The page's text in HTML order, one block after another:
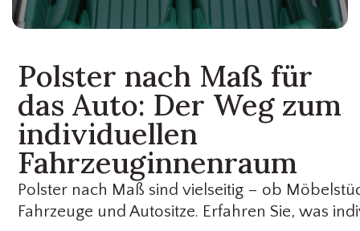
Polster nach Maß für
das Auto: Der Weg zum
individuellen
Fahrzeuginnenraum
Polster nach Maß sind vielseitig – ob
Fahrzeuge und Autositze. Erfahren Sie, was